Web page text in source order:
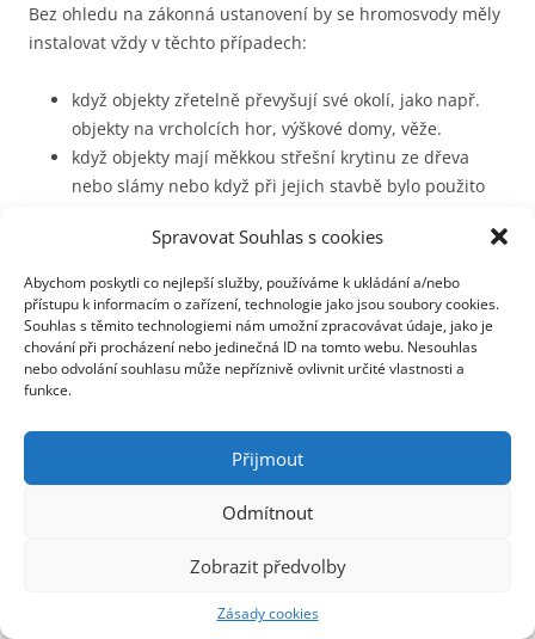
Spravovat Souhlas s cookies
Abychom poskytli co nejlepší služby, používáme k ukládání a/nebo
přístupu k informacím o zařízení, technologie jako jsou soubory cookies.
Souhlas s těmito technologiemi nám umožní zpracovávat údaje, jako je
chování při procházení nebo jedinečná ID na tomto webu. Nesouhlas
nebo odvolání souhlasu může nepříznivě ovlivnit určité vlastnosti a
funkce.
Přijmout
Odmítnout
Zobrazit předvolby
Zásady cookies
Bez ohledu na zákonná ustanovení by se hromosvody měly
instalovat vždy v těchto případech:
když objekty zřetelně převyšují své okolí, jako např.
objekty na vrcholcích hor, výškové domy, věže.
když objekty mají měkkou střešní krytinu ze dřeva
nebo slámy nebo když při jejich stavbě bylo použito
když se v objektu skladují výbušné látky, nebo když
potenciálně ohrožující okolí.
když je třeba zvláštním způsobem ochránit osoby a
kulturní hodnoty.
V Německu hradí pojištovny zpravidla jen ty škody, které
destrukce). Nepřímé následky úderu blesku a z toho
přístrojích, způsobené zkratem nebo přepětím se přitom